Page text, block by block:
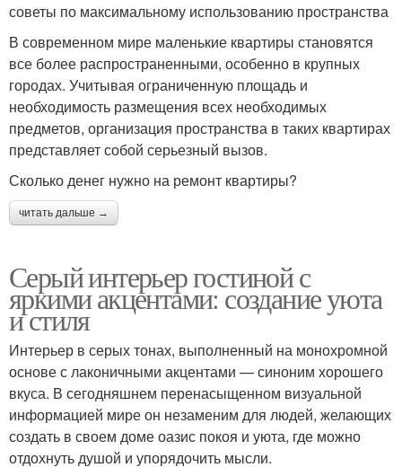
советы по максимальному использованию пространства
В современном мире маленькие квартиры становятся
все более распространенными, особенно в крупных
городах. Учитывая ограниченную площадь и
необходимость размещения всех необходимых
предметов, организация пространства в таких квартирах
представляет собой серьезный вызов.
Сколько денег нужно на ремонт квартиры?
читать дальше →
Серый интерьер гостиной с
яркими акцентами: создание уюта
и стиля
Интерьер в серых тонах, выполненный на монохромной
основе с лаконичными акцентами — синоним хорошего
вкуса. В сегодняшнем перенасыщенном визуальной
информацией мире он незаменим для людей, желающих
создать в своем доме оазис покоя и уюта, где можно
отдохнуть душой и упорядочить мысли.